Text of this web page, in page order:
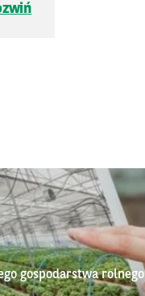
gospodarstwa rolnego